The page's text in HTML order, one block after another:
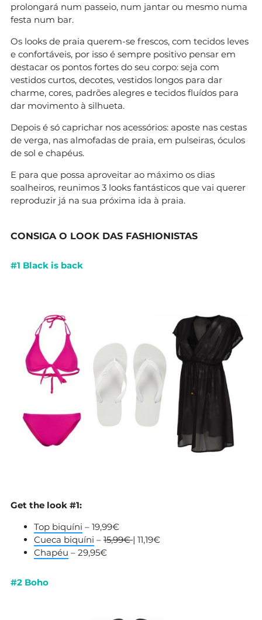
prolongará num passeio, num jantar ou mesmo numa
festa num bar.
Os looks de praia querem-se frescos, com tecidos leves
e confortáveis, por isso é sempre positivo pensar em
destacar os pontos fortes do seu corpo: seja com
vestidos curtos, decotes, vestidos longos para dar
charme, cores, padrões alegres e tecidos fluídos para
dar movimento à silhueta.
Depois é só caprichar nos acessórios: aposte nas cestas
de verga, nas almofadas de praia, em pulseiras, óculos
de sol e chapéus.
E para que possa aproveitar ao máximo os dias
soalheiros, reunimos 3 looks fantásticos que vai querer
reproduzir já na sua próxima ida à praia.
CONSIGA O LOOK DAS FASHIONISTAS
#1 Black is back
Get the look #1:
Top biquíni – 19,99€
Cueca biquíni – 15,99€| 11,19€
Chapéu – 29,95€
#2 Boho